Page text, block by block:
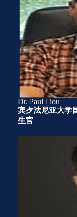
Dr. Paul Liou
宾夕法尼亚大学
生官